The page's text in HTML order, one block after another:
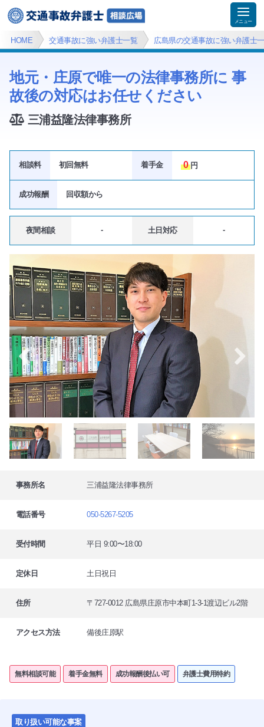
HOME 交通事故に強い弁護士一覧 広島県の交通事故に強い弁護士
地元・庄原で唯一の法律事務所に 事
故後の対応はお任せください
三浦益隆法律事務所
相談料 初回無料 着手金 0 円
成功報酬 回収額から
夜間相談 - 土日対応 -
事務所名 三浦益隆法律事務所
電話番号 050-5267-5205
受付時間 平日 9:00〜18:00
定休日 土日祝日
住所 〒727-0012 広島県庄原市中本町1-3-1渡辺ビル2階
アクセス方法 備後庄原駅
無料相談可能 着手金無料 成功報酬後払い可 弁護士費用特約
取り扱い可能な事案